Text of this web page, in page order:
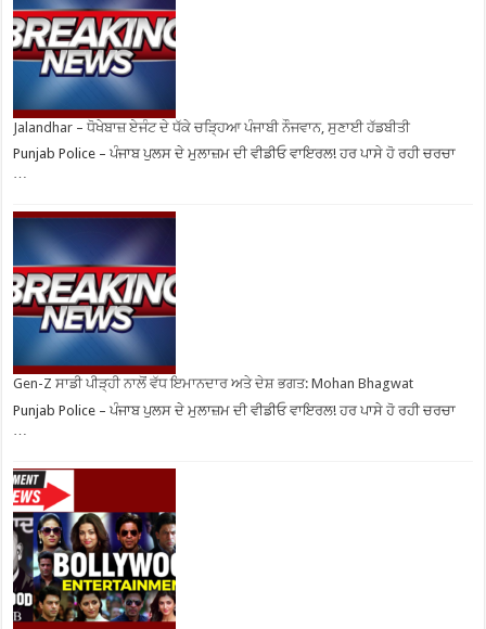
Jalandhar – ਧੋਖੇਬਾਜ਼ ਏਜੰਟ ਦੇ ਧੱਕੇ ਚੜ੍ਹਿਆ ਪੰਜਾਬੀ ਨੌਜਵਾਨ, ਸੁਣਾਈ ਹੱਡਬੀਤੀ
Punjab Police – ਪੰਜਾਬ ਪੁਲਸ ਦੇ ਮੁਲਾਜ਼ਮ ਦੀ ਵੀਡੀਓ ਵਾਇਰਲ! ਹਰ ਪਾਸੇ ਹੋ ਰਹੀ ਚਰਚਾ
…
Gen-Z ਸਾਡੀ ਪੀੜ੍ਹੀ ਨਾਲੋਂ ਵੱਧ ਇਮਾਨਦਾਰ ਅਤੇ ਦੇਸ਼ ਭਗਤ: Mohan Bhagwat
Punjab Police – ਪੰਜਾਬ ਪੁਲਸ ਦੇ ਮੁਲਾਜ਼ਮ ਦੀ ਵੀਡੀਓ ਵਾਇਰਲ! ਹਰ ਪਾਸੇ ਹੋ ਰਹੀ ਚਰਚਾ